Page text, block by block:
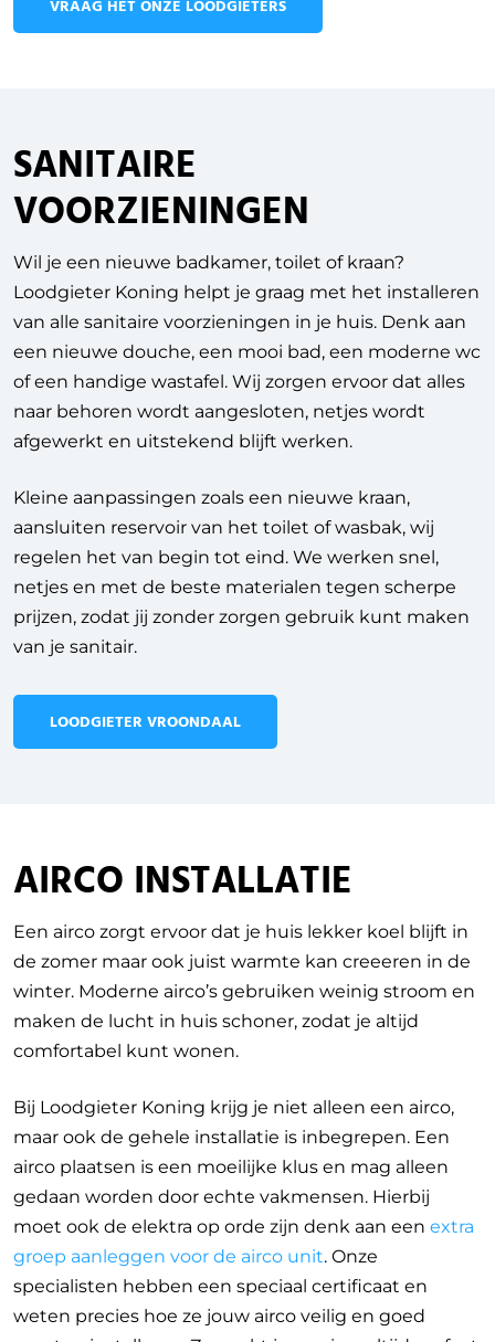
VRAAG HET ONZE LOODGIETERS
SANITAIRE
VOORZIENINGEN
Wil je een nieuwe badkamer, toilet of kraan?
Loodgieter Koning helpt je graag met het installeren
van alle sanitaire voorzieningen in je huis. Denk aan
een nieuwe douche, een mooi bad, een moderne wc
of een handige wastafel. Wij zorgen ervoor dat alles
naar behoren wordt aangesloten, netjes wordt
afgewerkt en uitstekend blijft werken.
Kleine aanpassingen zoals een nieuwe kraan,
aansluiten reservoir van het toilet of wasbak, wij
regelen het van begin tot eind. We werken snel,
netjes en met de beste materialen tegen scherpe
prijzen, zodat jij zonder zorgen gebruik kunt maken
van je sanitair.
LOODGIETER VROONDAAL
AIRCO INSTALLATIE
Een airco zorgt ervoor dat je huis lekker koel blijft in
de zomer maar ook juist warmte kan creeeren in de
winter. Moderne airco’s gebruiken weinig stroom en
maken de lucht in huis schoner, zodat je altijd
comfortabel kunt wonen.
Bij Loodgieter Koning krijg je niet alleen een airco,
maar ook de gehele installatie is inbegrepen. Een
airco plaatsen is een moeilijke klus en mag alleen
gedaan worden door echte vakmensen. Hierbij
moet ook de elektra op orde zijn denk aan een extra
groep aanleggen voor de airco unit. Onze
specialisten hebben een speciaal certificaat en
weten precies hoe ze jouw airco veilig en goed